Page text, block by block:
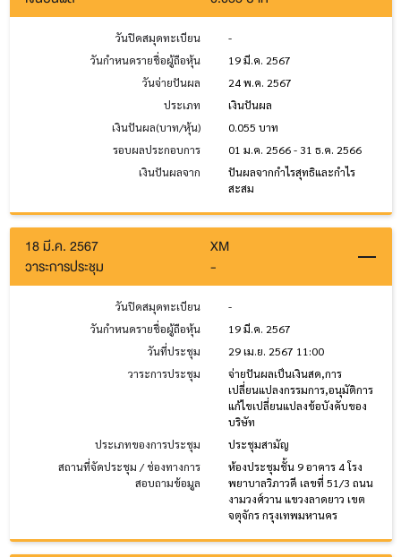
วันปิดสมุดทะเบียน
-
วันกำหนดรายชื่อผู้ถือหุ้น
19 มี.ค. 2567
วันจ่ายปันผล
24 พ.ค. 2567
ประเภท
เงินปันผล
เงินปันผล(บาท/หุ้น)
0.055 บาท
รอบผลประกอบการ
01 ม.ค. 2566 - 31 ธ.ค. 2566
เงินปันผลจาก
ปันผลจากกำไรสุทธิและกำไร
สะสม
18 มี.ค. 2567
XM
วาระการประชุม
-
วันปิดสมุดทะเบียน
-
วันกำหนดรายชื่อผู้ถือหุ้น
19 มี.ค. 2567
วันที่ประชุม
29 เม.ย. 2567 11:00
วาระการประชุม
จ่ายปันผลเป็นเงินสด,การ
เปลี่ยนแปลงกรรมการ,อนุมัติการ
แก้ไขเปลี่ยนแปลงข้อบังคับของ
บริษัท
ประเภทของการประชุม
ประชุมสามัญ
สถานที่จัดประชุม / ช่องทางการ
สอบถามข้อมูล
ห้องประชุมชั้น 9 อาคาร 4 โรง
พยาบาลวิภาวดี เลขที่ 51/3 ถนน
งามวงศ์วาน แขวงลาดยาว เขต
จตุจักร กรุงเทพมหานคร